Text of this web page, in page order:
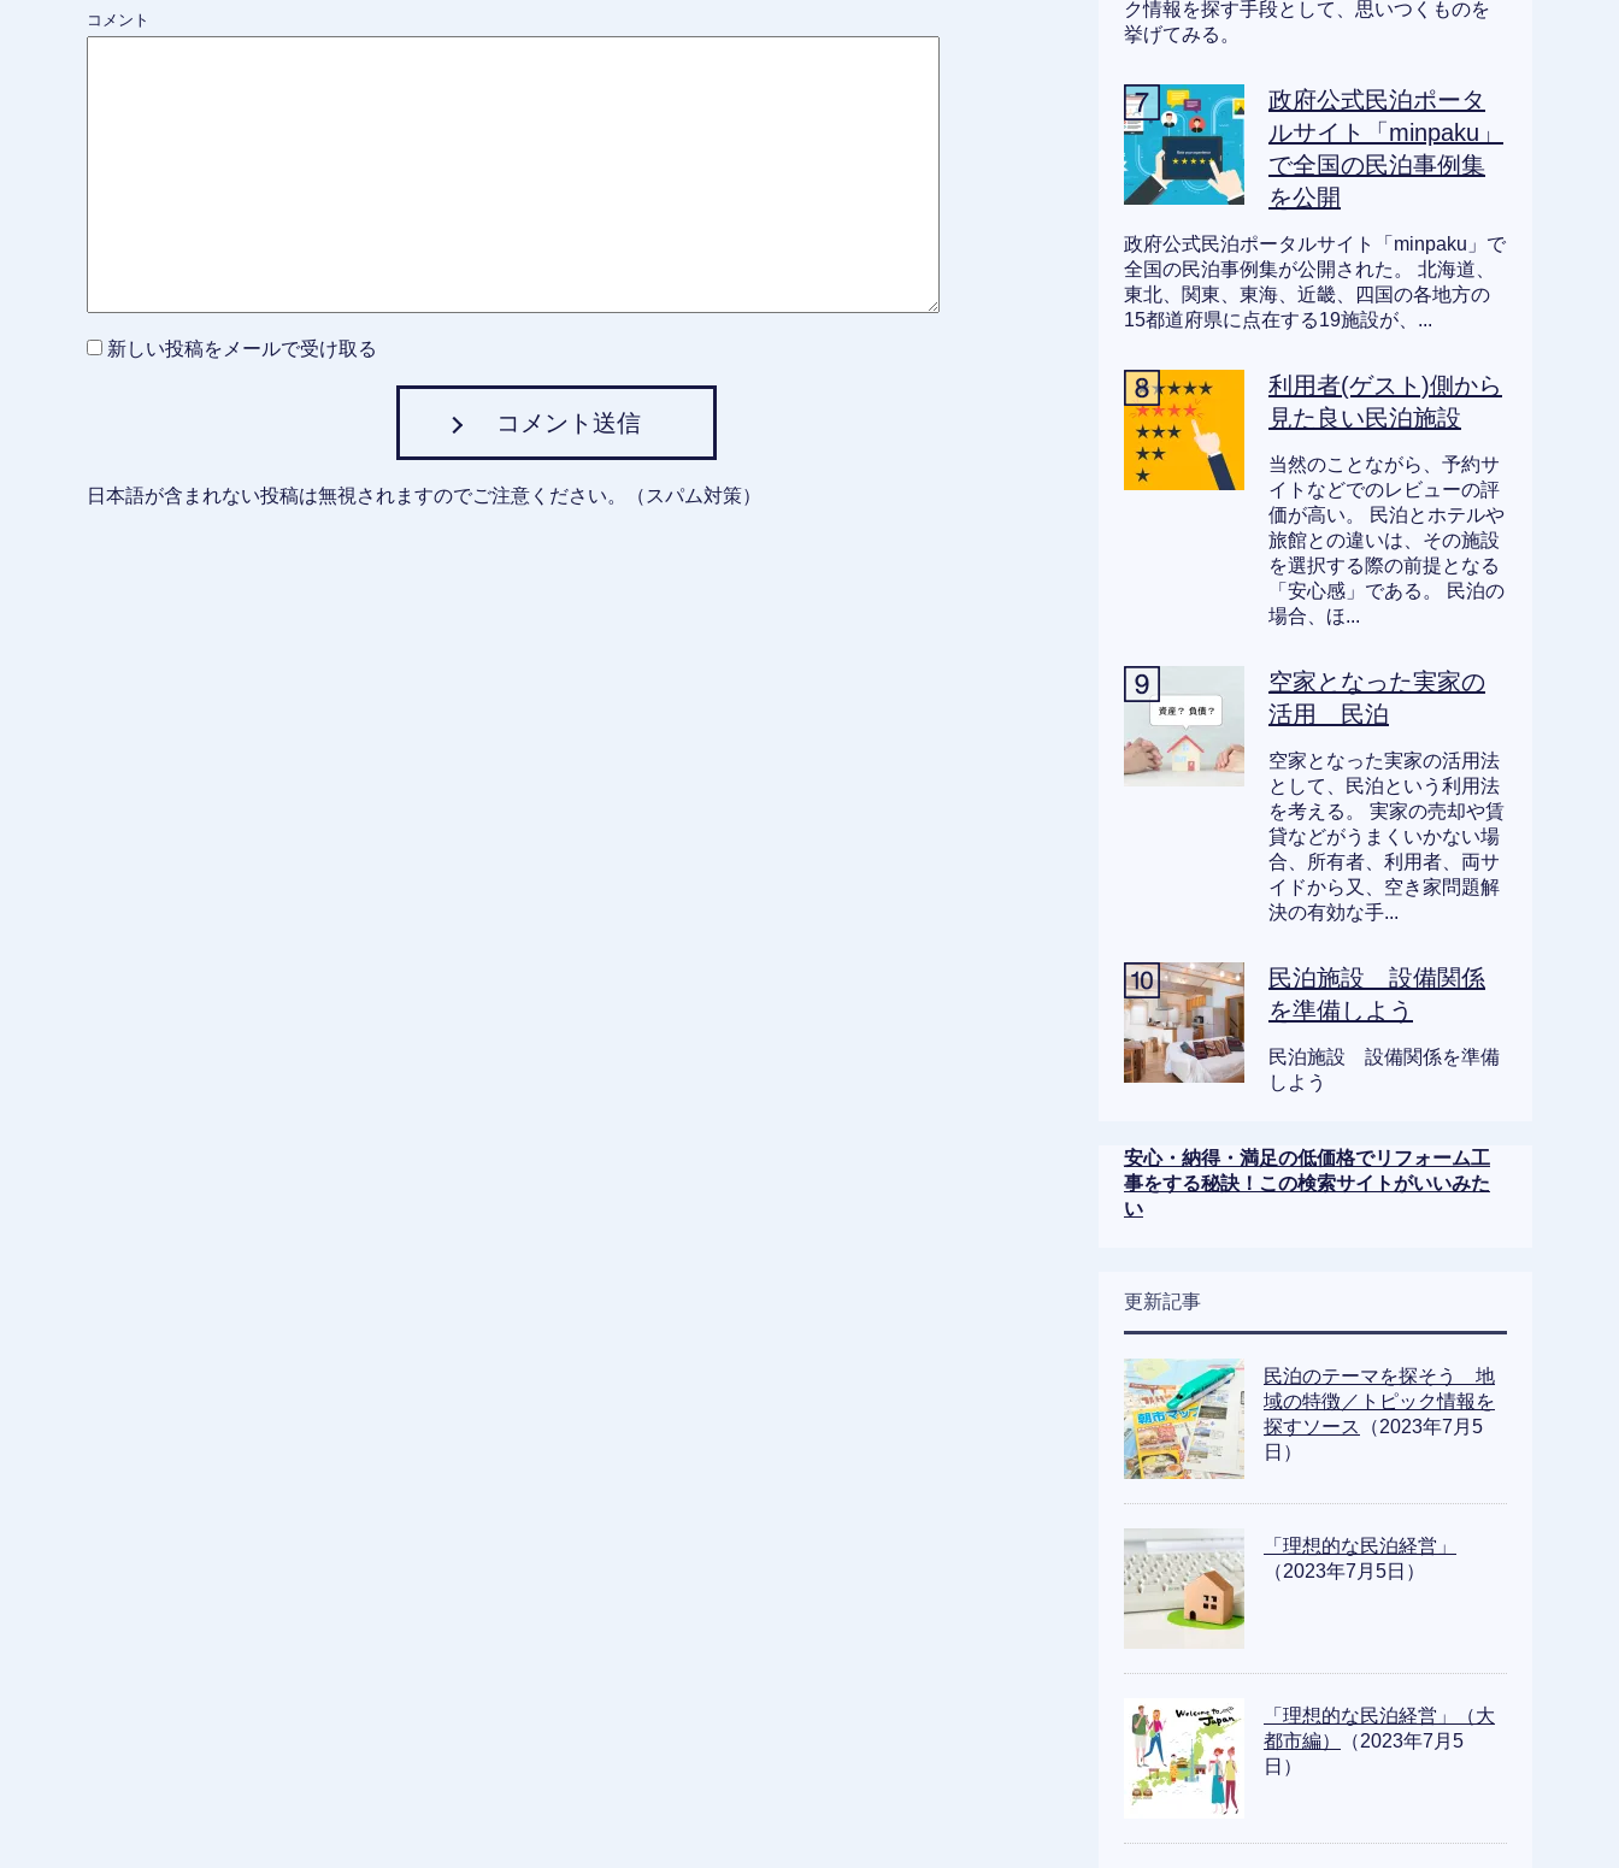
コメント
新しい投稿をメールで受け取る
コメント送信
日本語が含まれない投稿は無視されますのでご注意ください。（スパム対策）
ク情報を探す手段として、思いつくものを
挙げてみる。
政府公式民泊ポータ
ルサイト「minpaku」
で全国の民泊事例集
を公開
政府公式民泊ポータルサイト「minpaku」で
全国の民泊事例集が公開された。 北海道、
東北、関東、東海、近畿、四国の各地方の
15都道府県に点在する19施設が、...
利用者(ゲスト)側から
見た良い民泊施設
当然のことながら、予約サ
イトなどでのレビューの評
価が高い。 民泊とホテルや
旅館との違いは、その施設
を選択する際の前提となる
「安心感」である。 民泊の
場合、ほ...
空家となった実家の
活用 民泊
空家となった実家の活用法
として、民泊という利用法
を考える。 実家の売却や賃
貸などがうまくいかない場
合、所有者、利用者、両サ
イドから又、空き家問題解
決の有効な手...
民泊施設 設備関係
を準備しよう
民泊施設 設備関係を準備
しよう
安心・納得・満足の低価格でリフォーム工
事をする秘訣！この検索サイトがいいみた
い
更新記事
民泊のテーマを探そう 地
域の特徴／トピック情報を
探すソース
（2023年7月5
日）
「理想的な民泊経営」
（2023年7月5日）
「理想的な民泊経営」（大
都市編）
（2023年7月5
日）